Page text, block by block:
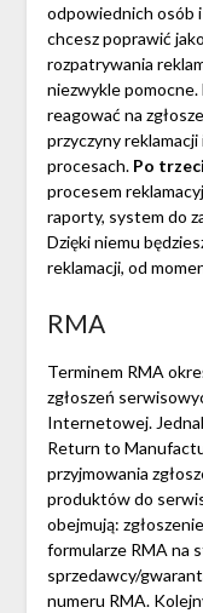
odpowiednich osób
chcesz poprawić
rozpatrywania
niezwykle pomocne.
reagować na
przyczyny
procesach. Po
procesem
raporty, system do
Dzięki niemu
reklamacji, od
RMA
Terminem RMA
zgłoszeń
Internetowej.
Return to
przyjmowania
produktów do
obejmują:
formularze RMA na
sprzedawcy/
numeru RMA.